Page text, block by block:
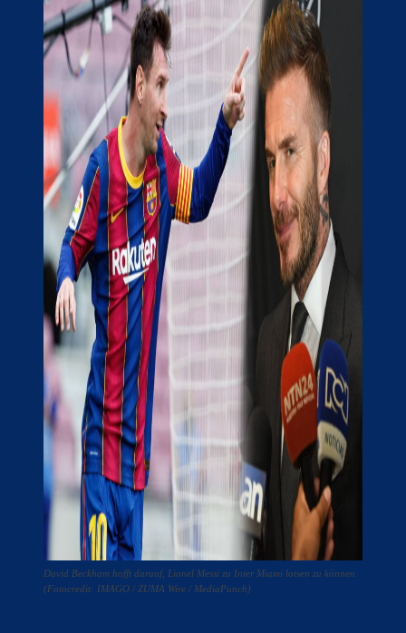
David Beckham hofft darauf, Lionel Messi zu Inter Miami lotsen zu können.
(Fotocredit: IMAGO / ZUMA Wire / MediaPunch)